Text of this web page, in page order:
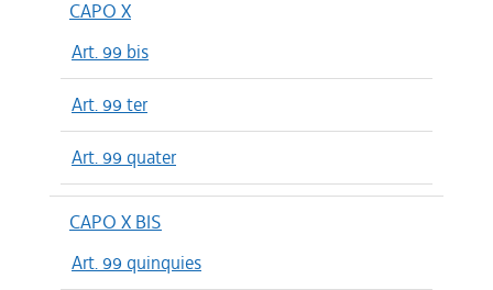
CAPO X
Art. 99 bis
Art. 99 ter
Art. 99 quater
CAPO X BIS
Art. 99 quinquies